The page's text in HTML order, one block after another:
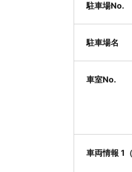
駐車場No.
駐車場名
車室No.
車両情報 1